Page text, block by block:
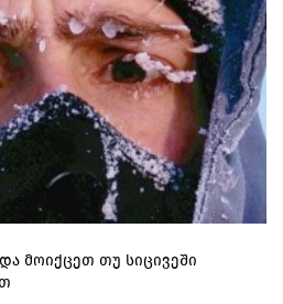
მოიქცეთ თუ სიცივეში